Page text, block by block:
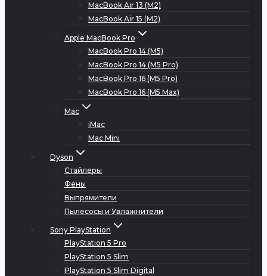
MacBook Air 13 (M2)
MacBook Air 15 (M2)
Apple MacBook Pro
MacBook Pro 14 (M5)
MacBook Pro 14 (M5 Pro)
MacBook Pro 16 (M5 Pro)
MacBook Pro 16 (M5 Max)
Mac
iMac
Mac Mini
Dyson
Стайлеры
Фены
Выпрямители
Пылесосы и Увлажнители
Sony PlayStation
PlayStation 5 Pro
PlayStation 5 Slim
PlayStation 5 Slim Digital